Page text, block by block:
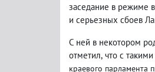
заседание в режиме
и серьезных сбоев
С ней в некотором
отметил, что с
краевого парламента